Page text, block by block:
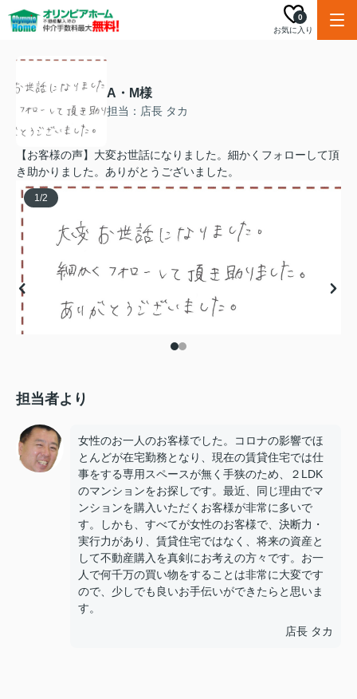
お気に入り
0
A・M様
担当：店長 タカ
【お客様の声】大変お世話になりました。細かくフォローして頂
き助かりました。ありがとうございました。
1/2
担当者より
女性のお一人のお客様でした。コロナの影響でほ
とんどが在宅勤務となり、現在の賃貸住宅では仕
事をする専用スペースが無く手狭のため、２LDK
のマンションをお探しです。最近、同じ理由でマ
ンションを購入いただくお客様が非常に多いで
す。しかも、すべてが女性のお客様で、決断力・
実行力があり、賃貸住宅ではなく、将来の資産と
して不動産購入を真剣にお考えの方々です。お一
人で何千万の買い物をすることは非常に大変です
ので、少しでも良いお手伝いができたらと思いま
す。
店長 タカ